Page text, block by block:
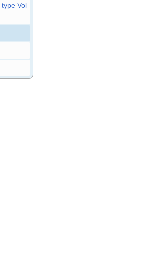
type Vol